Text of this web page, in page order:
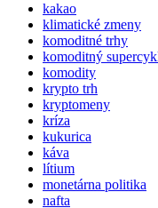
kakao
klimatické zmeny
komoditné trhy
komoditný
komodity
krypto trh
kryptomeny
kríza
kukurica
káva
lítium
monetárna politika
nafta